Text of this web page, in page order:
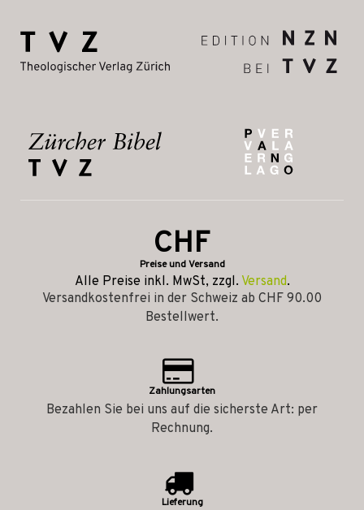
CHF
Preise und Versand
Alle Preise inkl. MwSt, zzgl. Versand.
Versandkostenfrei in der Schweiz ab CHF 90.00
Bestellwert.
Zahlungsarten
Bezahlen Sie bei uns auf die sicherste Art: per
Rechnung.
Lieferung